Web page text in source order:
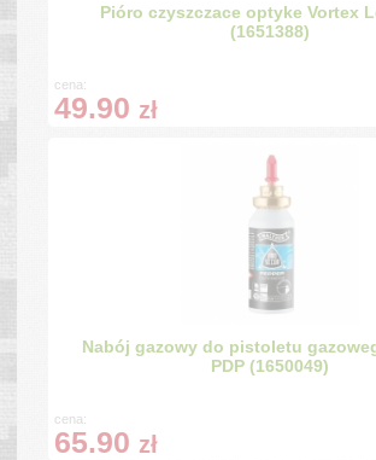
Pióro czyszczace optyke Vortex
(1651388)
cena:
49.90 zł
Nabój gazowy do pistoletu
PDP (1650049)
cena:
65.90 zł